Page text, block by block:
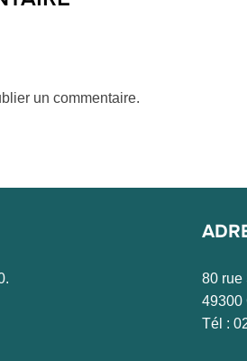
un commentaire.
80 rue
49300
Tél :